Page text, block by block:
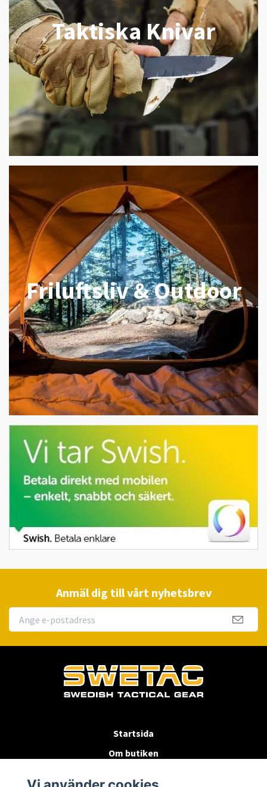
Taktiska Knivar
Friluftsliv & Outdoor
Anmäl dig till vårt nyhetsbrev
Startsida
Om butiken